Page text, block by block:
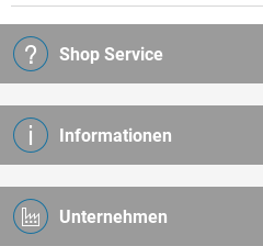
Shop Service
Informationen
Unternehmen